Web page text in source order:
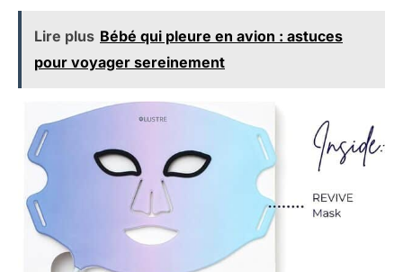
Lire plus Bébé qui pleure en avion : astuces
pour voyager sereinement